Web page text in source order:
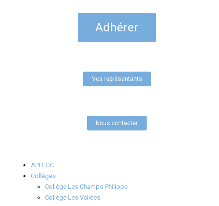
Adhérer
Vos représentants
Nous contacter
APELGC
Collèges
Collège Les Champs-Philippe
Collège Les Vallées